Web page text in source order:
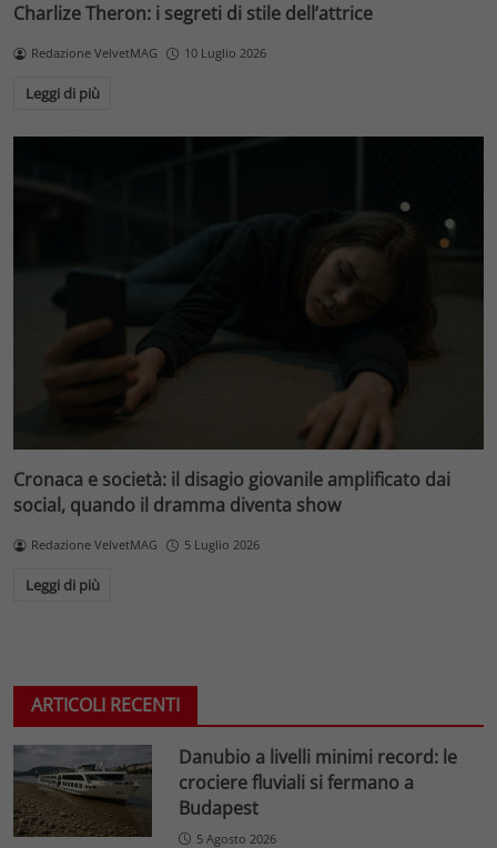
Charlize Theron: i segreti di stile dell’attrice
Redazione VelvetMAG 10 Luglio 2026
Leggi di più
Cronaca e società: il disagio giovanile amplificato dai
social, quando il dramma diventa show
Redazione VelvetMAG 5 Luglio 2026
Leggi di più
ARTICOLI RECENTI
Danubio a livelli minimi record: le
crociere fluviali si fermano a
Budapest
5 Agosto 2026